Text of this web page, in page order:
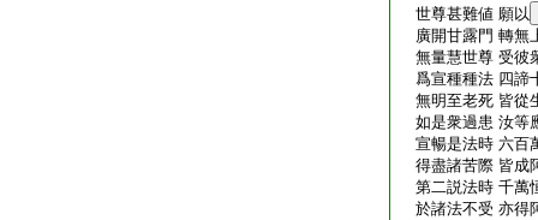
世尊甚難値 願以
廣開甘露門 轉無
無量慧世尊 受彼
爲宣種種法 四諦
無明至老死 皆從
如是衆過患 汝等
宣暢是法時 六百
得盡諸苦際 皆成
第二説法時 千萬
於諸法不受 亦得